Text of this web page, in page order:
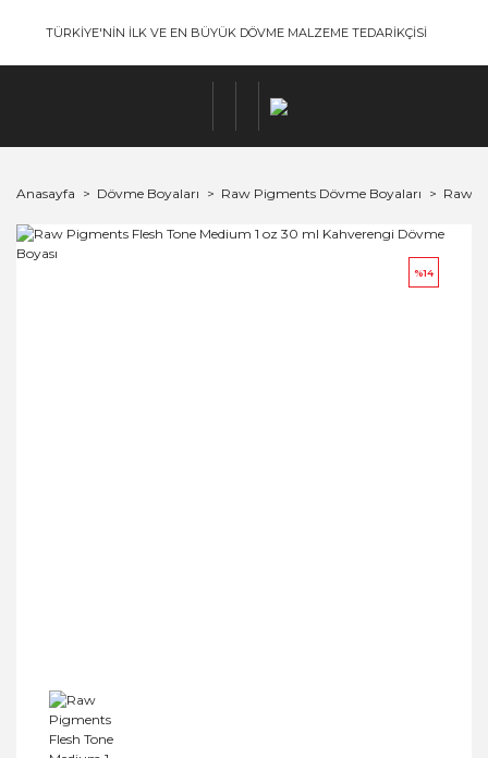
TÜRKİYE'NİN İLK VE EN BÜYÜK DÖVME MALZEME TEDARİKÇİSİ
Anasayfa Dövme Boyaları Raw Pigments Dövme Boyaları Raw
%14